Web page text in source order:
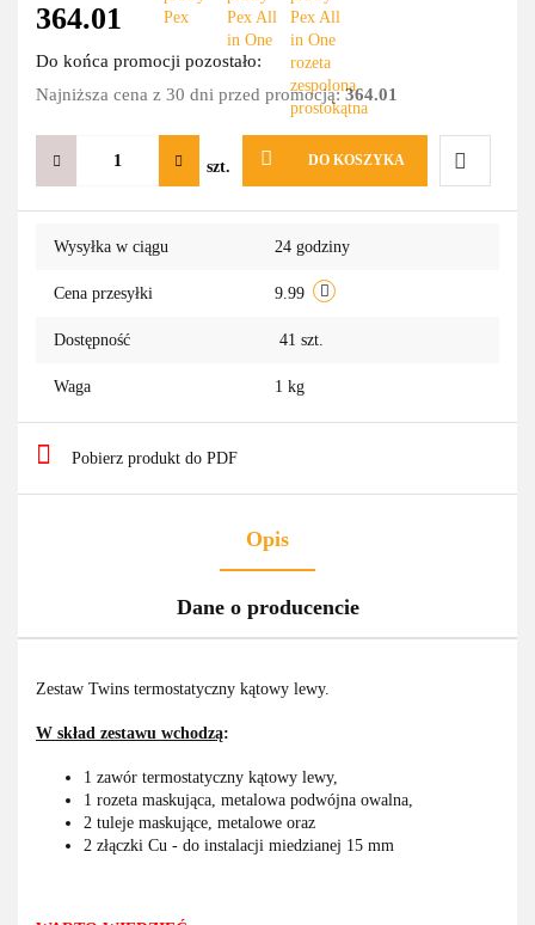
364.01
Do końca promocji pozostało:
Najniższa cena z 30 dni przed promocją:364.01
szt. DO KOSZYKA
Do
Wysyłka w ciągu 24 godziny
Cena przesyłki 9.99
Dostępność 41 szt.
Waga 1 kg
Pobierz produkt do PDF
Opis
Dane o producencie
Zestaw Twins termostatyczny kątowy lewy.
W skład zestawu wchodzą:
1 zawór termostatyczny kątowy lewy,
1 rozeta maskująca, metalowa podwójna owalna,
2 tuleje maskujące, metalowe oraz
2 złączki Cu - do instalacji miedzianej 15 mm